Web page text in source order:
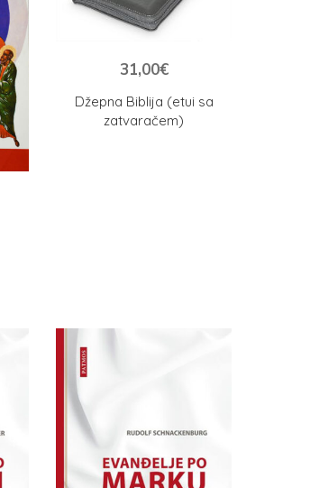
Džepna Biblija (etui sa
zatvaračem)
31,00€